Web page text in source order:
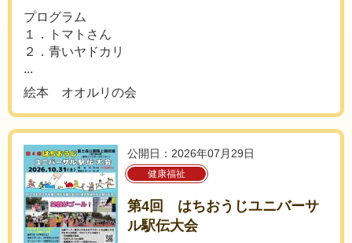
プログラム
１．トマトさん
２．青いヤドカリ
...
絵本 オオルリの会
公開日：2026年07月29日
健康福祉
第4回 はちおうじユニバーサ
ル駅伝大会